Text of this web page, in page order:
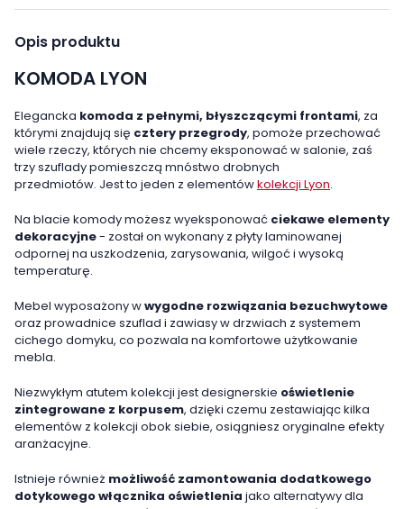
Opis produktu
KOMODA LYON
Elegancka komoda z pełnymi, błyszczącymi frontami, za
którymi znajdują się cztery przegrody, pomoże przechować
wiele rzeczy, których nie chcemy eksponować w salonie, zaś
trzy szuflady pomieszczą mnóstwo drobnych
przedmiotów. Jest to jeden z elementówkolekcji Lyon.
Na blacie komody możesz wyeksponować ciekawe elementy
dekoracyjne- został on wykonany z płyty laminowanej
odpornej na uszkodzenia, zarysowania, wilgoć i wysoką
temperaturę.
Mebel wyposażony wwygodne rozwiązania bezuchwytowe
oraz prowadnice szuflad i zawiasy w drzwiach z systemem
cichego domyku, co pozwala na komfortowe użytkowanie
mebla.
Niezwykłym atutem kolekcji jest designerskie oświetlenie
zintegrowane z korpusem, dzięki czemu zestawiając kilka
elementów z kolekcji obok siebie, osiągniesz oryginalne efekty
aranżacyjne.
Istnieje również możliwość zamontowania dodatkowego
dotykowego włącznika oświetlenia jako alternatywy dla